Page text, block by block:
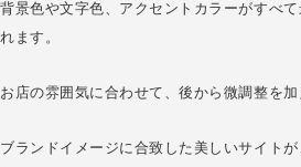
背景色や文字色、アクセントカラーがすべ
れます。
お店の雰囲気に合わせて、後から微調整を加
ブランドイメージに合致した美しいサイト